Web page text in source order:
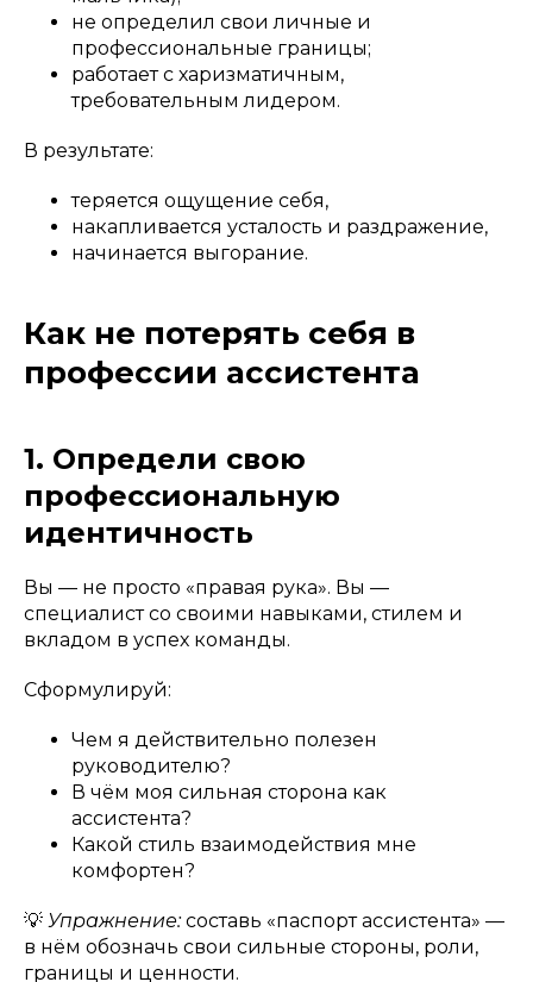
не определил свои личные и
профессиональные границы;
работает с харизматичным,
требовательным лидером.
В результате:
теряется ощущение себя,
накапливается усталость и раздражение,
начинается выгорание.
Как не потерять себя в
профессии ассистента
1. Определи свою
профессиональную
идентичность
Вы — не просто «правая рука». Вы —
специалист со своими навыками, стилем и
вкладом в успех команды.
Сформулируй:
Чем я действительно полезен
руководителю?
В чём моя сильная сторона как
ассистента?
Какой стиль взаимодействия мне
комфортен?
💡 Упражнение:составь «паспорт ассистента» —
в нём обозначь свои сильные стороны, роли,
границы и ценности.